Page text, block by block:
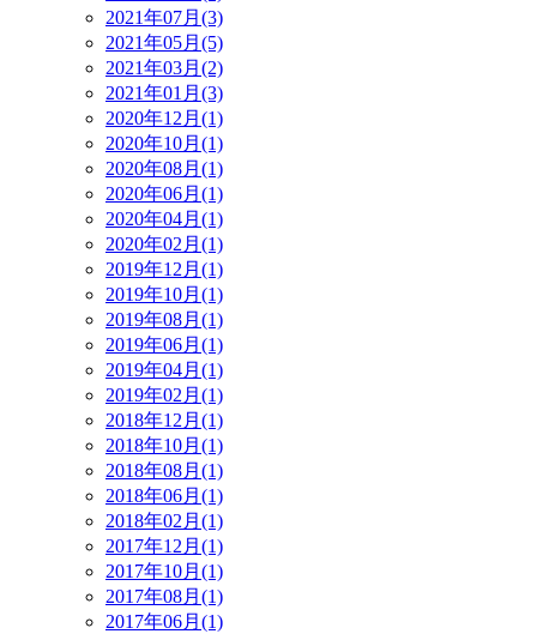
2021年07月(3)
2021年05月(5)
2021年03月(2)
2021年01月(3)
2020年12月(1)
2020年10月(1)
2020年08月(1)
2020年06月(1)
2020年04月(1)
2020年02月(1)
2019年12月(1)
2019年10月(1)
2019年08月(1)
2019年06月(1)
2019年04月(1)
2019年02月(1)
2018年12月(1)
2018年10月(1)
2018年08月(1)
2018年06月(1)
2018年02月(1)
2017年12月(1)
2017年10月(1)
2017年08月(1)
2017年06月(1)